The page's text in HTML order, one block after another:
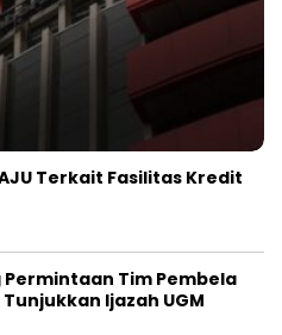
Terkait Fasilitas Kredit
Tim Pembela
Ijazah UGM